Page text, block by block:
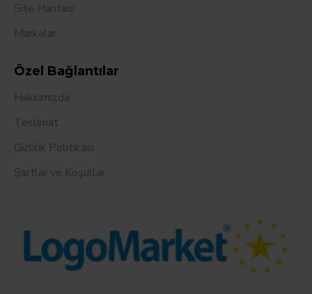
Site Haritası
Markalar
Özel Bağlantılar
Hakkımızda
Teslimat
Gizlilik Politikası
Şartlar ve Koşullar